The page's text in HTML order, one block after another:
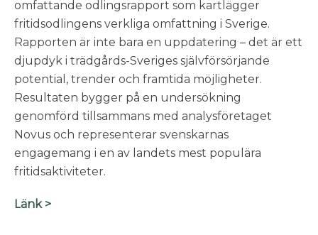
omfattande odlingsrapport som kartlägger
fritidsodlingens verkliga omfattning i Sverige.
Rapporten är inte bara en uppdatering – det är ett
djupdyk i trädgårds-Sveriges självförsörjande
potential, trender och framtida möjligheter.
Resultaten bygger på en undersökning
genomförd tillsammans med analysföretaget
Novus och representerar svenskarnas
engagemang i en av landets mest populära
fritidsaktiviteter.
Länk >